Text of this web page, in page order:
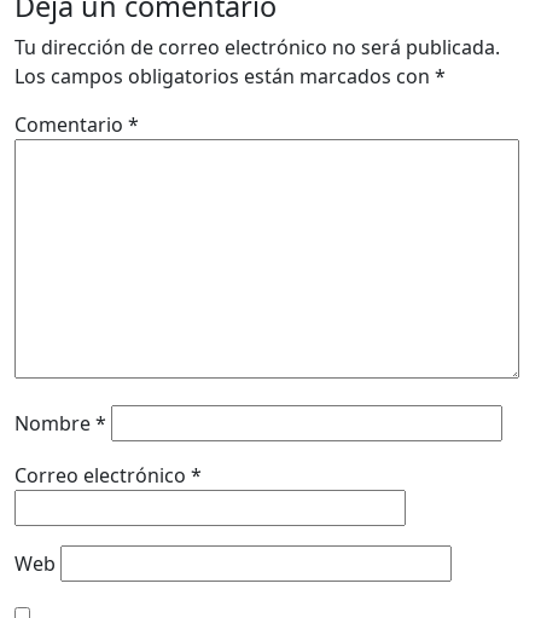
Tu dirección de correo electrónico no será publicada.
Los campos obligatorios están marcados con *
Comentario *
Nombre*
Correo electrónico *
Web